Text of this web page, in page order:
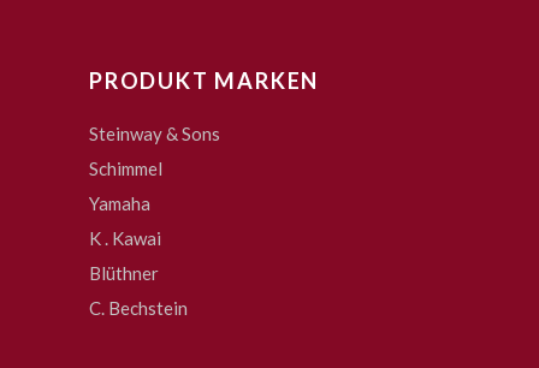
PRODUKT MARKEN
Steinway & Sons
Schimmel
Yamaha
K . Kawai
Blüthner
C. Bechstein